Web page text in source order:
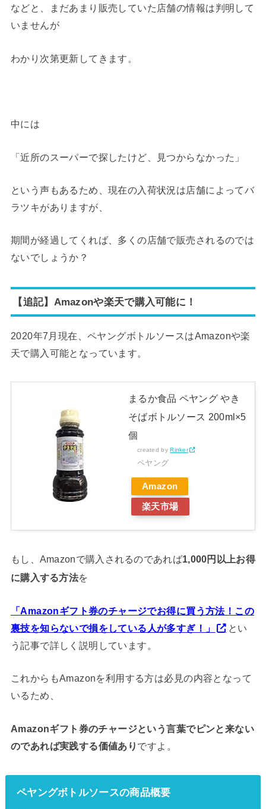
などと、まだあまり販売していた店舗の情報は判明して
いませんが
わかり次第更新してきます。
中には
「近所のスーパーで探したけど、見つからなかった」
という声もあるため、現在の入荷状況は店舗によってバ
ラツキがありますが、
期間が経過してくれば、多くの店舗で販売されるのでは
ないでしょうか？
【追記】Amazonや楽天で購入可能に！
2020年7月現在、ペヤングボトルソースはAmazonや楽
天で購入可能となっています。
まるか食品 ペヤング やき
そばボトルソース 200ml×5
個
created byRinker
ペヤング
Amazon
楽天市場
もし、Amazonで購入されるのであれば1,000円以上お得
に購入する方法を
「Amazonギフト券のチャージでお得に買う方法！この
裏技を知らないで損をしている人が多すぎ！」
とい
う記事で詳しく説明しています。
これからもAmazonを利用する方は必見の内容となって
いるため、
Amazonギフト券のチャージという言葉でピンと来ない
のであれば実践する価値あり ですよ。
ペヤングボトルソースの商品概要